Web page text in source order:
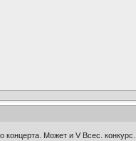
концерта. Может и V Всес. конкурс.